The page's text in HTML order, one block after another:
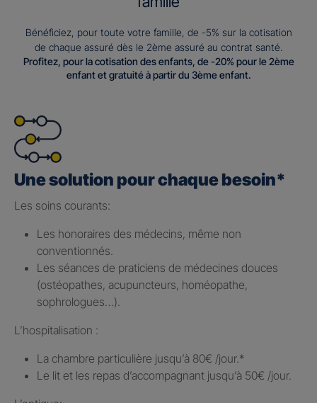
Bénéficiez, pour toute votre famille, de -5% sur la cotisation
de chaque assuré dès le 2ème assuré au contrat santé.
Profitez, pour la cotisation des enfants, de -20% pour le 2ème
enfant et gratuité à partir du 3ème enfant.
Une solution pour chaque besoin*
Les soins courants: ​
Les honoraires des médecins, même non
conventionnés.​
Les séances de praticiens de médecines douces
(ostéopathes, acupuncteurs, homéopathe,
sophrologues…).​
L’hospitalisation : ​
La chambre particulière jusqu’à 80€ /jour.​*
Le lit et les repas d’accompagnant jusqu’à 50€ /jour.​